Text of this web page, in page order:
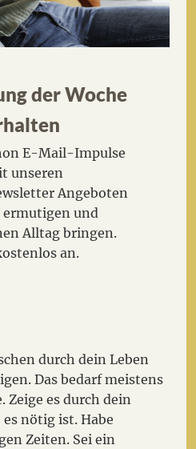
der Woche
E-Mail-Impulse
unseren
Angeboten
und
Alltag bringen.
an.
durch dein Leben
Das bedarf meistens
Zeige es durch dein
nötig ist. Habe
Zeiten. Sei ein